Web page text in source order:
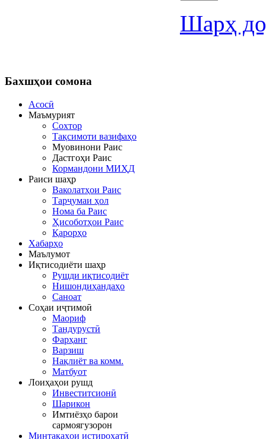
Шарҳ
Бахшҳои сомона
Асосӣ
Маъмурият
Сохтор
Тақсимоти вазифаҳо
Муовинони Раис
Дастгоҳи Раис
Кормандони МИҲД
Раиси шаҳр
Ваколатҳои Раис
Тарҷумаи ҳол
Нома ба Раис
Ҳисоботҳои Раис
Қарорҳо
Хабарҳо
Маълумот
Иқтисодиёти шаҳр
Рушди иқтисодиёт
Нишондиҳандаҳо
Саноат
Соҳаи иҷтимоӣ
Маориф
Тандурустӣ
Фарҳанг
Варзиш
Нақлиёт ва комм.
Матбуот
Лоиҳаҳои рушд
Инвеститсионӣ
Шарикон
Имтиёзҳо барои
сармоягузорон
Минтақаҳои истироҳатӣ